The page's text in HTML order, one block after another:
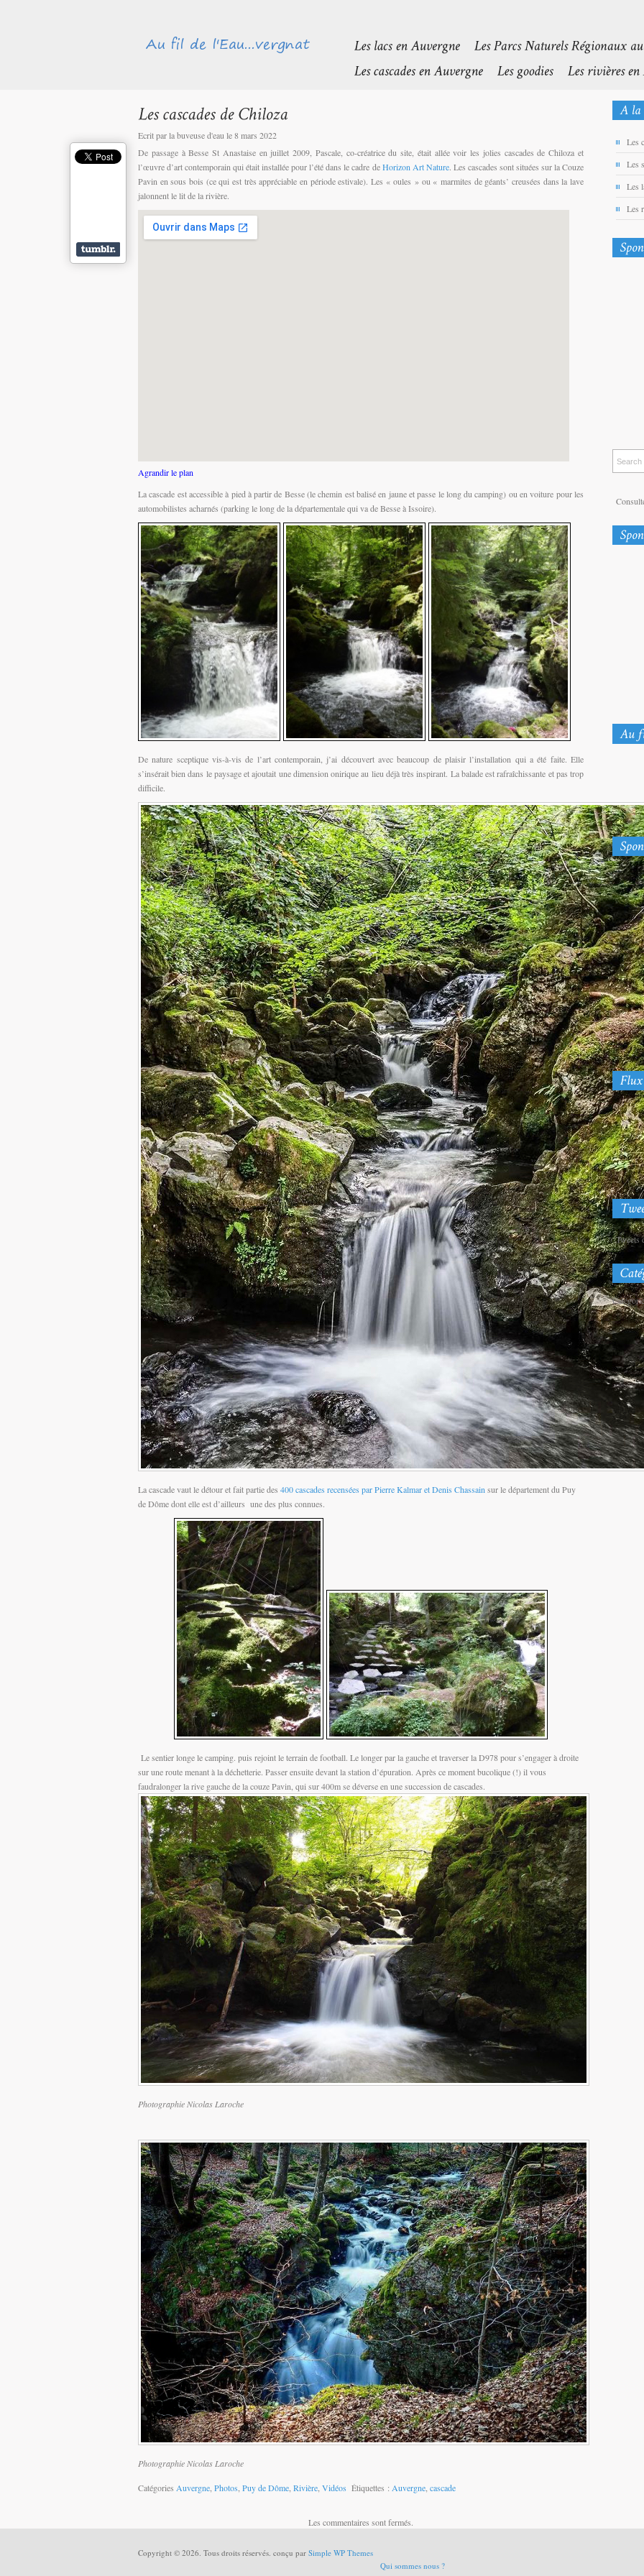
Ecrit par la buveuse d'eau le 8 mars 2022
De passage à Besse St Anastaise en juillet 2009, Pascale, co-créatrice du site, était allée voir les jolies cascades de Chiloza et
l’œuvre d’art contemporain qui était installée pour l’été dans le cadre deHorizon Art Nature. Les cascades sont situées sur la Couze
Pavin en sous bois (ce qui est très appréciable en période estivale). Les « oules » ou « marmites de géants’ creusées dans la lave
jalonnent le lit de la rivière.
Agrandir le plan
La cascade est accessible à pied à partir de Besse (le chemin est balisé en jaune et passe le long du camping) ou en voiture pour les
automobilistes acharnés (parking le long de la départementale qui va de Besse à Issoire).
De nature sceptique vis-à-vis de l’art contemporain, j’ai découvert avec beaucoup de plaisir l’installation qui a été faite. Elle
s’insérait bien dans le paysage et ajoutait une dimension onirique au lieu déjà très inspirant. La balade est rafraîchissante et pas trop
difficile.
La cascade vaut le détour et fait partie des 400 cascades recensées par Pierre Kalmar et Denis Chassain sur le département du Puy
de Dôme dont elle est d’ailleurs une des plus connues.
Le sentier longe le camping. puis rejoint le terrain de football. Le longer par la gauche et traverser la D978 pour s’engager à droite
sur une route menant à la déchetterie. Passer ensuite devant la station d’épuration. Après ce moment bucolique (!) il vous
faudralonger la rive gauche de la couze Pavin, qui sur 400m se déverse en une succession de cascades.
Photographie Nicolas Laroche
Photographie Nicolas Laroche
Catégories Auvergne Photos Puy de Dôme Rivière Vidéos Étiquettes : Auvergne cascade
Les commentaires sont fermés.
Les
Les
Les
Les
Tweets
Copyright © 2026. Tous droits réservés. conçu par Simple WP Themes
Qui sommes nous ?